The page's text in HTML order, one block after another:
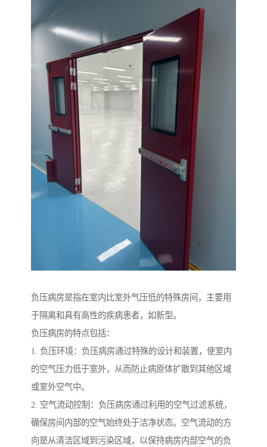
负压病房是指在室内比室外气压低的特殊房间，主要用
于隔离和具有高性的疾病患者，如新型。
负压病房的特点包括：
1. 负压环境：负压病房通过特殊的设计和装置，使室内
的空气压力低于室外，从而防止病原体扩散到其他区域
或室外空气中。
2. 空气流动控制：负压病房通过利用的空气过滤系统，
确保房间内部的空气始终处于洁净状态。空气流动的方
向是从清洁区域到污染区域，以保持病房内部空气的负